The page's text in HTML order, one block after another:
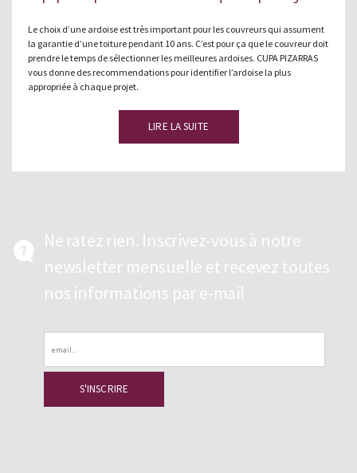
Le choix d’une ardoise est très important pour les couvreurs qui assument
la garantie d’une toiture pendant 10 ans. C’est pour ça que le couvreur doit
prendre le temps de sélectionner les meilleures ardoises. CUPA PIZARRAS
vous donne des recommendations pour identifier l’ardoise la plus
appropriée à chaque projet.
LIRE LA SUITE
Ne ratez rien. Inscrivez-vous à notre
newsletter mensuelle et recevez toutes
nos informations par e-mail